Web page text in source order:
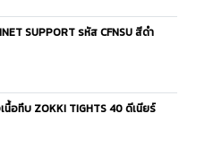
SUPPORT รหัส CFNSU สีดำ
อทึบ ZOKKI TIGHTS 40 ดีเนียร์